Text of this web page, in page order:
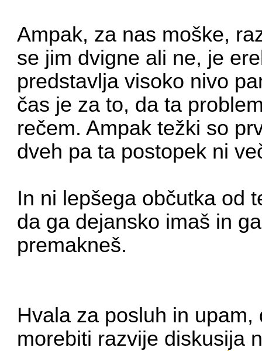
Ampak, za nas moške,
se jim dvigne ali ne, je
predstavlja visoko nivo
čas je za to, da ta
rečem. Ampak težki so
dveh pa ta postopek ni
In ni lepšega občutka od
da ga dejansko imaš in
premakneš.
Hvala za posluh in
morebiti razvije diskusija